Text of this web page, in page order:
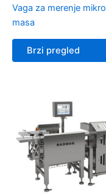
Vaga za merenje mikro
masa
Brzi pregled